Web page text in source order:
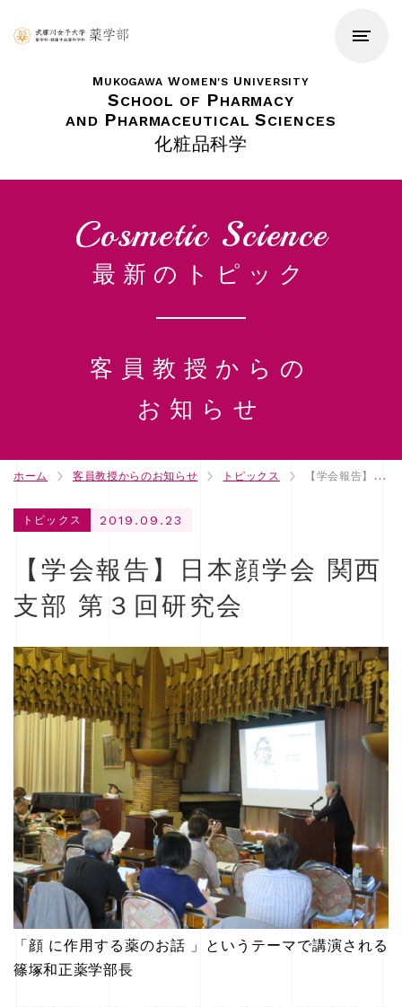
M UKOGAWA WOMEN'S U NIVERSITY
SCHOOL OF PHARMACY
AND PHARMACEUTICALSCIENCES
化粧品科学
Cosmetic Science
最新のトピック
客員教授からの
お知らせ
ホーム 客員教授からのお知らせ トピックス 【学会報告】日本顔学会 関西支部 第３回研究会
トピックス 2019.09.23
【学会報告】日本顔学会 関西
支部 第３回研究会
「顔 に作用する薬のお話 」というテーマで講演される
篠塚和正薬学部長